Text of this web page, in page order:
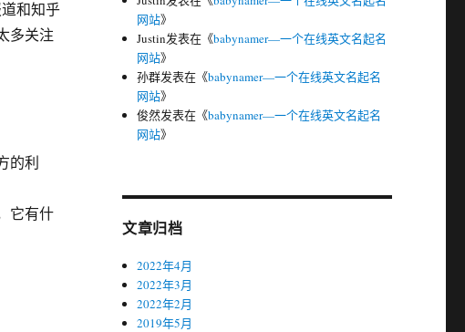
和知乎
多关注
的利
它有什
网站》
Justin发表在《babynamer—一个在线英文名起名
网站》
孙群发表在《babynamer—一个在线英文名起名
网站》
俊然发表在《babynamer—一个在线英文名起名
网站》
文章归档
2022年4月
2022年3月
2022年2月
2019年5月